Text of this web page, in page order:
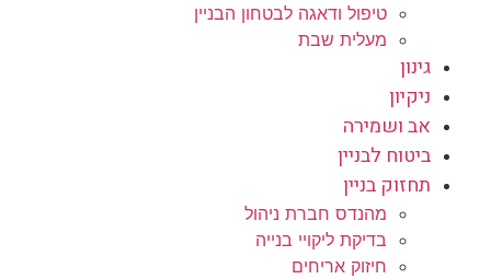
טיפול ודאגה לבטחון הבניין
מעלית שבת
גינון
ניקיון
אב ושמירה
ביטוח לבניין
תחזוק בניין
מהנדס חברת ניהול
בדיקת ליקויי בנייה
חיזוק אריחים